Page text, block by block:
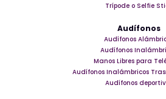
Trípode o Selfie
Audífonos
Audífonos
Audífonos
Manos Libres para
Audífonos Inalámbricos
Audífonos